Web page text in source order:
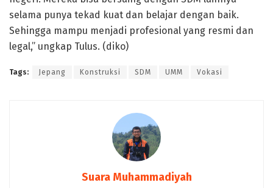
selama punya tekad kuat dan belajar dengan baik.
Sehingga mampu menjadi profesional yang resmi dan
legal,” ungkap Tulus. (diko)
Tags: Jepang Konstruksi SDM UMM Vokasi
Suara Muhammadiyah